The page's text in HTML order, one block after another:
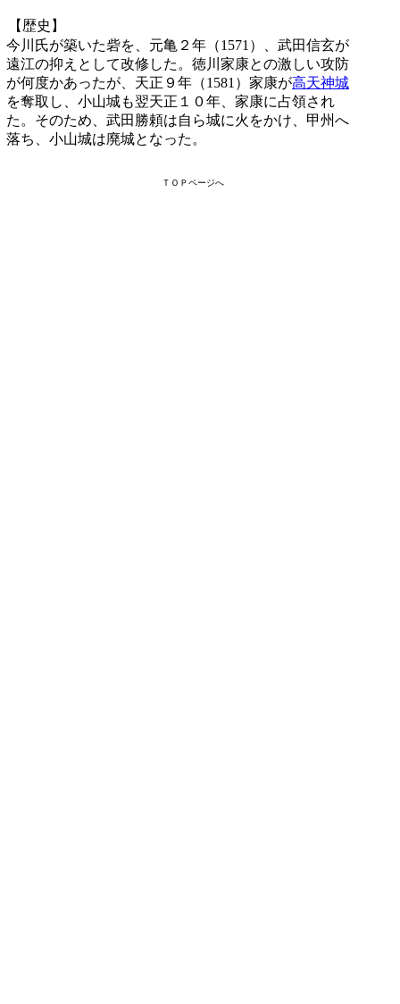
【歴史】
ＴＯＰページへ
今川氏が築いた砦を、元亀２年（1571）、武田信玄が
遠江の抑えとして改修した。徳川家康との激しい攻防
が何度かあったが、天正９年（1581）家康が高天神城
を奪取し、小山城も翌天正１０年、家康に占領され
た。そのため、武田勝頼は自ら城に火をかけ、甲州へ
落ち、小山城は廃城となった。